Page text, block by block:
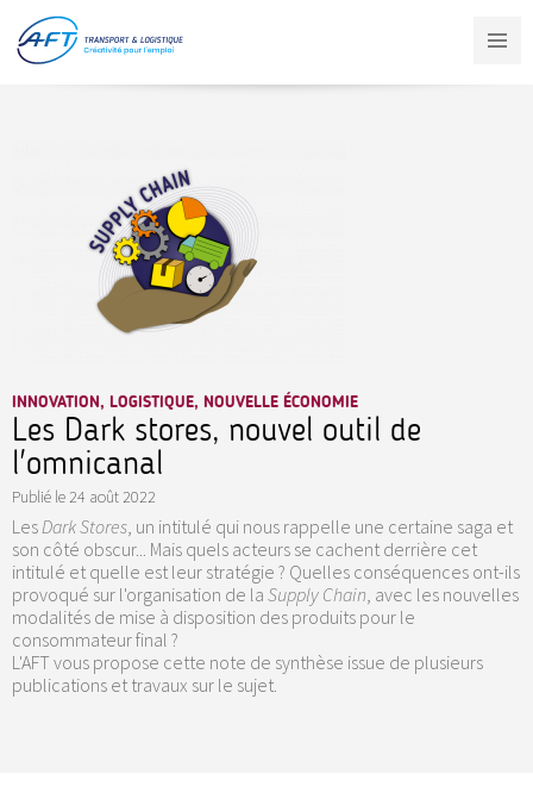
contenu
principal
INNOVATION, LOGISTIQUE, NOUVELLE ÉCONOMIE
Les Dark stores, nouvel outil de
l'omnicanal
Publié le 24 août 2022
LesDark Stores, un intitulé qui nous rappelle une certaine saga et
son côté obscur... Mais quels acteurs se cachent derrière cet
intitulé et quelle est leur stratégie ? Quelles conséquences ont-ils
provoqué sur l'organisation de la Supply Chain, avec les nouvelles
modalités de mise à disposition des produits pour le
consommateur final ?
L'AFT vous propose cette note de synthèse issue de plusieurs
publications et travaux sur le sujet.